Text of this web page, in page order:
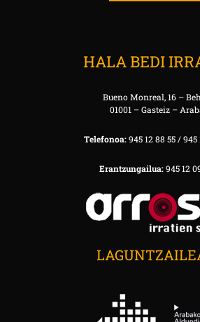
HALA BEDI
Bueno Monreal, 16 –
01001 – Gasteiz –
Telefonoa:945 12 88 55 / 945
Erantzungailua:945 12